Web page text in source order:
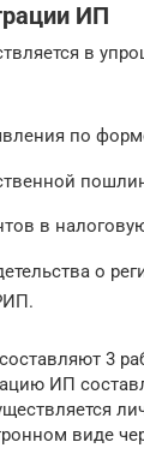
ИП
в
по
в
о
3
ИП
виде